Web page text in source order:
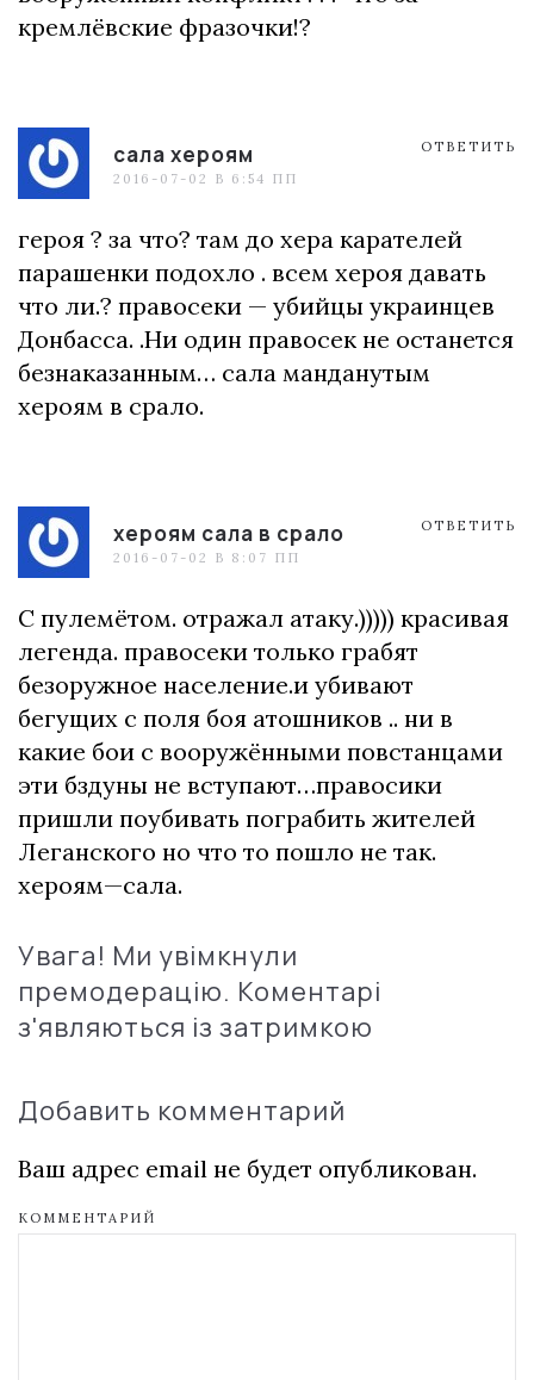
кремлёвские фразочки!?
сала хероям
2016-07-02 В 6:54 ПП
ОТВЕТИТЬ
героя ? за что? там до хера карателей
парашенки подохло . всем хероя давать
что ли.? правосеки — убийцы украинцев
Донбасса. .Ни один правосек не останется
безнаказанным… сала манданутым
хероям в срало.
хероям сала в срало
2016-07-02 В 8:07 ПП
ОТВЕТИТЬ
С пулемётом. отражал атаку.))))) красивая
легенда. правосеки только грабят
безоружное население.и убивают
бегущих с поля боя атошников .. ни в
какие бои с вооружёнными повстанцами
эти бздуны не вступают…правосики
пришли поубивать пограбить жителей
Леганского но что то пошло не так.
хероям—сала.
Увага! Ми увімкнули
премодерацію. Коментарі
з'являються із затримкою
Добавить комментарий
Ваш адрес email не будет опубликован.
КОММЕНТАРИЙ